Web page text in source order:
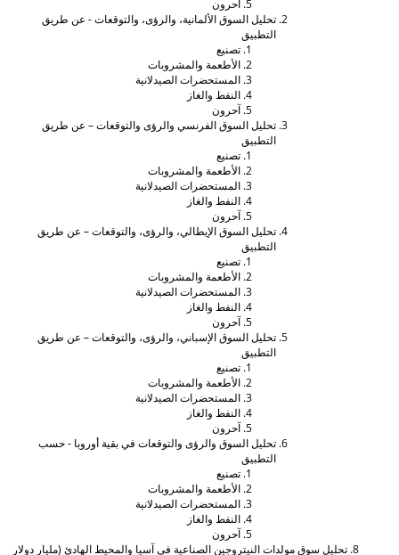
تحليل السوق الألمانية، والرؤى، والتوقعات - عن طريق
الأطعمة والمشروبات
المستحضرات الصيدلانية
النفط والغاز
تحليل السوق الفرنسي والرؤى والتوقعات – عن طريق
الأطعمة والمشروبات
المستحضرات الصيدلانية
النفط والغاز
تحليل السوق الإيطالي، والرؤى، والتوقعات – عن طريق
الأطعمة والمشروبات
المستحضرات الصيدلانية
النفط والغاز
تحليل السوق الإسباني، والرؤى، والتوقعات – عن طريق
الأطعمة والمشروبات
المستحضرات الصيدلانية
النفط والغاز
تحليل السوق والرؤى والتوقعات في بقية أوروبا - حسب
الأطعمة والمشروبات
المستحضرات الصيدلانية
النفط والغاز
تحليل سوق مولدات النيتروجين الصناعية في آسيا والمحيط الهادئ (مليار دولار